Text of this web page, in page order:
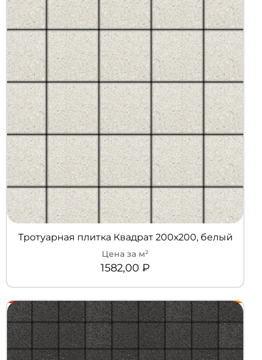
Тротуарная плитка Квадрат 200х200, белый
1582,00 ₽